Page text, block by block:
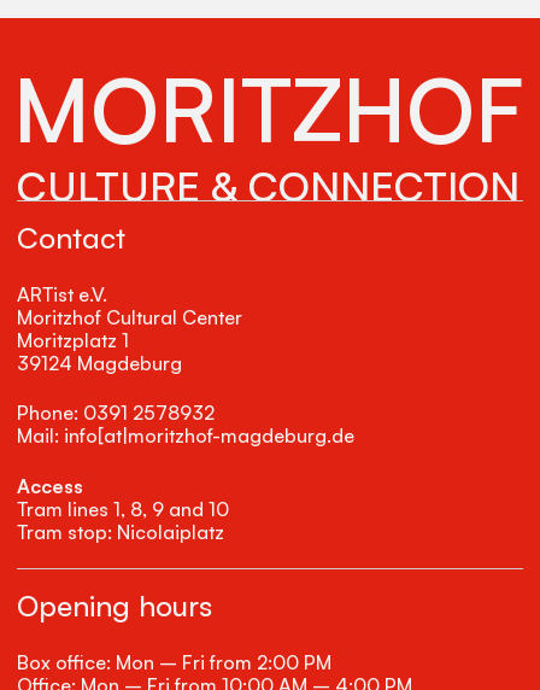
Contact
ARTist e.V.
Moritzhof Cultural Center
Moritzplatz 1
39124 Magdeburg
Phone: 0391 2578932
Mail: info[at|moritzhof-magdeburg.de
Access
Tram lines 1, 8, 9 and 10
Tram stop: Nicolaiplatz
Opening hours
Box office: Mon – Fri from 2:00 PM
Office: Mon – Fri from 10:00 AM – 4:00 PM
MORITZHOF
CULTURE & CONNECTION